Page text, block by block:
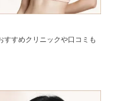
すすめクリニックや口コミも